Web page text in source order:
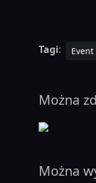
Tagi:
Można
Można